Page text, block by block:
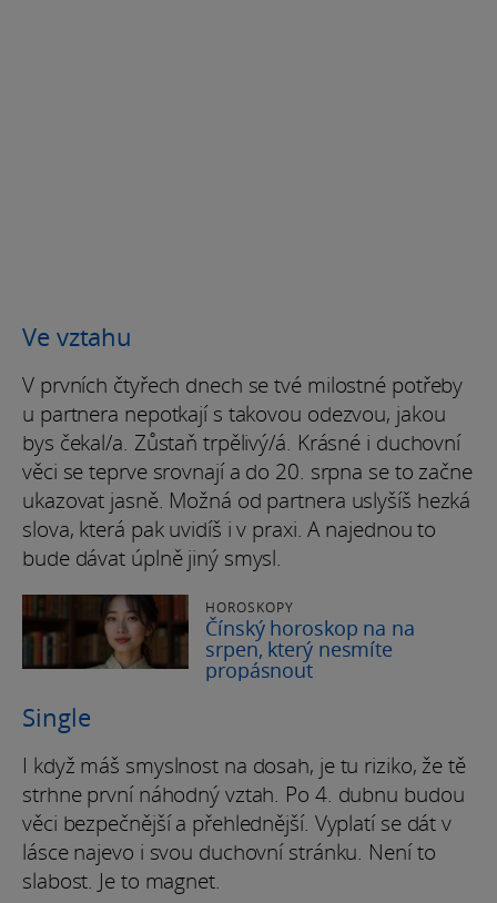
Ve vztahu
V prvních čtyřech dnech se tvé milostné potřeby
u partnera nepotkají s takovou odezvou, jakou
bys čekal/a. Zůstaň trpělivý/á. Krásné i duchovní
věci se teprve srovnají a do 20. srpna se to začne
ukazovat jasně. Možná od partnera uslyšíš hezká
slova, která pak uvidíš i v praxi. A najednou to
bude dávat úplně jiný smysl.
HOROSKOPY
Čínský horoskop na na
srpen, který nesmíte
propásnout
Single
I když máš smyslnost na dosah, je tu riziko, že tě
strhne první náhodný vztah. Po 4. dubnu budou
věci bezpečnější a přehlednější. Vyplatí se dát v
lásce najevo i svou duchovní stránku. Není to
slabost. Je to magnet.